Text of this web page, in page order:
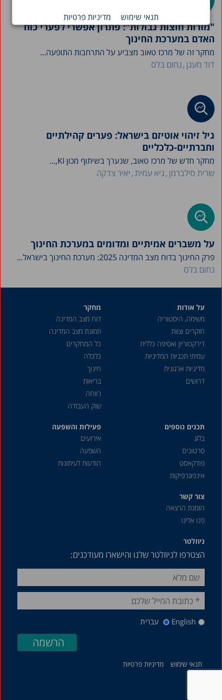
תנאי שימוש מדיניות פרטיות
"מורות חוצות גבולות": פתרון אפשרי לפערי כוח
האדם במערכת החינוך
מחקר זה של מרכז טאוב מצביע על התרחבות התופעה...
דוד מעגן נחום בלס
גיל זיהוי אוטיזם בישראל: פערים קהילתיים
וחברתיים-כלכליים
מחקר חדש של מרכז טאוב, שנערך בשיתוף מכון KI,...
שרית סילברמן גיא עמית יאיר צדקה
על משברים אמיתיים ומדומים במערכת החינוך
פרק החינוך בדוח מצב המדינה 2025: מערכת החינוך בישראל...
נחום בלס
על אודות
משימה, היסטוריה
חוקרים וצוות
דירקטוריון ואסיפה כללית
עמיתי תכניות המדיניות
מדיניות ארגונית
דרושים
מחקר
דוח מצב המדינה
תמונת מצב המדינה
כל המחקרים
כלכלה
חינוך
בריאות
רווחה
שוק העבודה
תכנים נוספים
בלוג
סרטונים
פודקאסט
אינפוגרפיקות
פעילות והשפעה
אירועים
השפעה
הודעות לעיתונות
צור קשר
הזמנת הרצאה
פנו אלינו
ניוזלטר
הצטרפו לניוזלטר שלנו והישארו מעודכנים:
English עברית
תנאי שימוש מדיניות פרטיות